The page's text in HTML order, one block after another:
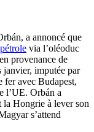
a annoncé que
via l’oléoduc
provenance de
imputée par
fer avec Budapest,
l’UE. Orbán a
la Hongrie à lever son
s’attend